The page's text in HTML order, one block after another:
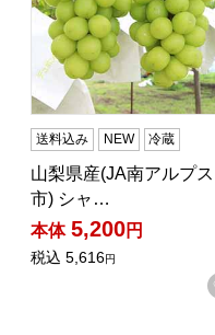
送料込み NEW 冷蔵
山梨県産(JA南アルプス
市) シャ…
本体 5,200円
税込 5,616円